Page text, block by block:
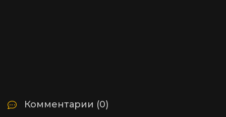
Комментарии (0)